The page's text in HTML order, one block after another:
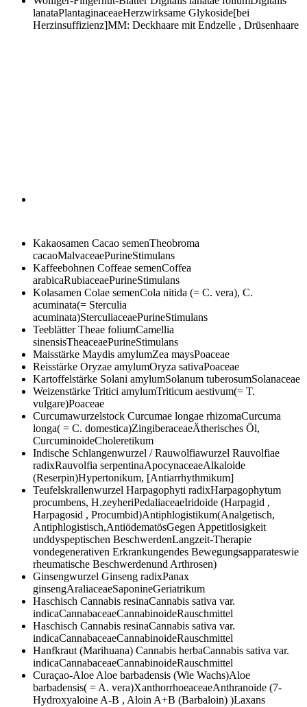
lanataPlantaginaceaeHerzwirksame Glykoside[bei
Herzinsuffizienz]MM: Deckhaare mit Endzelle , Drüsenhaare
Kakaosamen Cacao semenTheobroma
cacaoMalvaceaePurineStimulans
Kaffeebohnen Coffeae semenCoffea
arabicaRubiaceaePurineStimulans
Kolasamen Colae semenCola nitida (= C. vera), C.
acuminata(= Sterculia
acuminata)SterculiaceaePurineStimulans
TeeblätterTheae foliumCamellia
sinensisTheaceaePurineStimulans
Maisstärke Maydis amylumZea maysPoaceae
Reisstärke Oryzae amylumOryza sativaPoaceae
Kartoffelstärke Solani amylumSolanum tuberosumSolanaceae
Weizenstärke Tritici amylumTriticum aestivum(= T.
vulgare)Poaceae
Curcumawurzelstock Curcumae longae rhizomaCurcuma
longa( = C. domestica)ZingiberaceaeÄtherisches Öl,
CurcuminoideCholeretikum
Indische Schlangenwurzel / Rauwolfiawurzel Rauvolfiae
radixRauvolfia serpentinaApocynaceaeAlkaloide
(Reserpin)Hypertonikum, [Antiarrhythmikum]
Teufelskrallenwurzel Harpagophyti radixHarpagophytum
procumbens, H.zeyheriPedaliaceaeIridoide (Harpagid ,
Harpagosid , Procumbid)Antiphlogistikum(Analgetisch,
Antiphlogistisch,AntiödematösGegen Appetitlosigkeit
unddyspeptischen BeschwerdenLangzeit-Therapie
vondegenerativen Erkrankungendes Bewegungsapparateswie
rheumatische Beschwerdenund Arthrosen)
Ginsengwurzel Ginseng radixPanax
ginsengAraliaceaeSaponineGeriatrikum
Haschisch Cannabis resinaCannabis sativa var.
indicaCannabaceaeCannabinoideRauschmittel
Haschisch Cannabis resinaCannabis sativa var.
indicaCannabaceaeCannabinoideRauschmittel
Hanfkraut (Marihuana) Cannabis herbaCannabis sativa var.
indicaCannabaceaeCannabinoideRauschmittel
Curaçao-Aloe Aloe barbadensis (Wie Wachs)Aloe
barbadensis( = A. vera)XanthorrhoeaceaeAnthranoide (7-
Hydroxyaloine A-B , Aloin A+B (Barbaloin) )Laxans